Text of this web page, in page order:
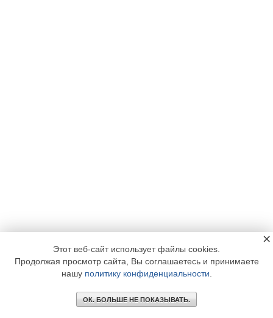
Этот веб-сайт использует файлы cookies.
Продолжая просмотр сайта, Вы соглашаетесь и принимаете
нашу политику конфиденциальности
ОК. БОЛЬШЕ НЕ ПОКАЗЫВАТЬ.
×